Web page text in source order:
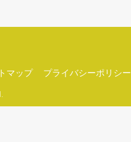
マップ プライバシーポリシー